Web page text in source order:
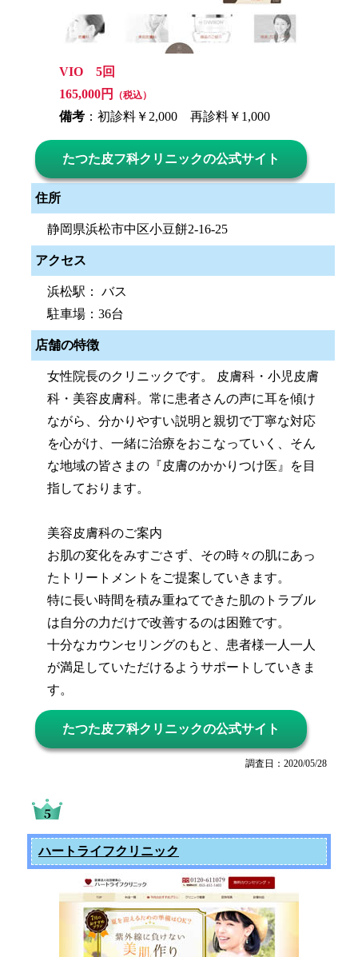
VIO 5回
165,000円
（税込）
備考 ：初診料￥2,000 再診料￥1,000
たつた皮フ科クリニックの公式サイト
住所
静岡県浜松市中区小豆餅2-16-25
アクセス
浜松駅： バス
駐車場：36台
店舗の特徴
女性院長のクリニックです。 皮膚科・小児皮膚
科・美容皮膚科。常に患者さんの声に耳を傾け
ながら、分かりやすい説明と親切で丁寧な対応
を心がけ、一緒に治療をおこなっていく、そん
な地域の皆さまの『皮膚のかかりつけ医』を目
指しております。
美容皮膚科のご案内
お肌の変化をみすごさず、その時々の肌にあっ
たトリートメントをご提案していきます。
特に長い時間を積み重ねてできた肌のトラブル
は自分の力だけで改善するのは困難です。
十分なカウンセリングのもと、患者様一人一人
が満足していただけるようサポートしていきま
す。
たつた皮フ科クリニックの公式サイト
調査日：2020/05/28
ハートライフクリニック